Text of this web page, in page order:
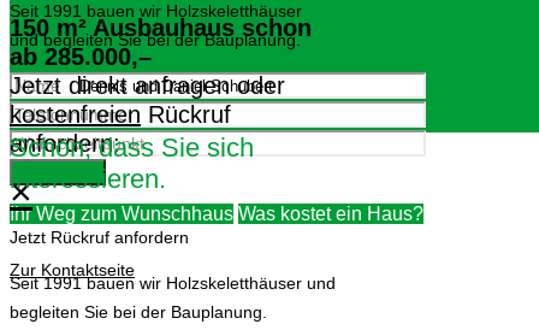
Seit 1991 bauen wir Holzskeletthäuser
und begleiten Sie bei der Bauplanung.
Dennis und Daniel Schubert
Ihr Weg zum Wunschhaus Was kostet ein Haus?
Zur Kontaktseite
150 m² Ausbauhaus schon
ab 285.000,–
Jetzt direkt anfragen oder
kostenfreien Rückruf
anfordern:
×
Jetzt Rückruf anfordern
Seit 1991 bauen wir Holzskeletthäuser und
begleiten Sie bei der Bauplanung.
Schön, dass Sie sich
interessieren.